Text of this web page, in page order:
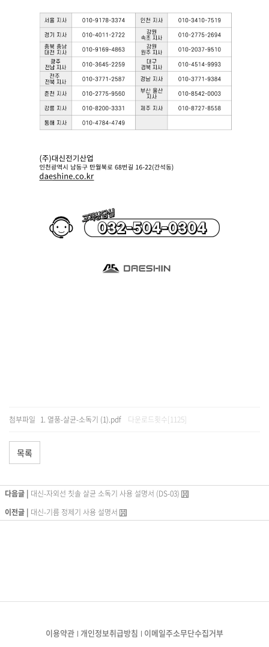
첨부파일 열풍-살균-소독기 (1).pdf 다운로드횟수[1125]
목록
다음글 | 대신-자외선 칫솔 살균 소독기 사용 설명서 (DS-03)
이전글 | 대신-기름 정제기 사용 설명서
이용약관 개인정보취급방침 이메일주소무단수집거부